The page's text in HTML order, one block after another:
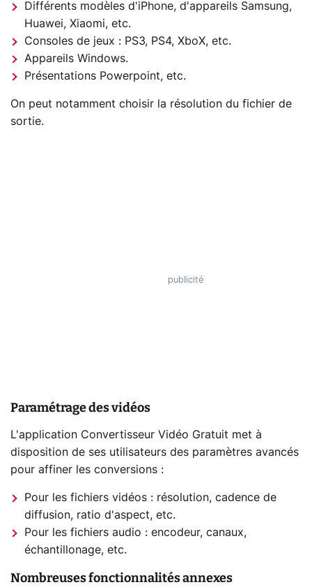
Différents modèles d'iPhone, d'appareils Samsung,
Huawei, Xiaomi, etc.
Consoles de jeux : PS3, PS4, XboX, etc.
Appareils Windows.
Présentations Powerpoint, etc.
On peut notamment choisir la résolution du fichier de
sortie.
Paramétrage des vidéos
L'application Convertisseur Vidéo Gratuit met à
disposition de ses utilisateurs des paramètres avancés
pour affiner les conversions :
Pour les fichiers vidéos : résolution, cadence de
diffusion, ratio d'aspect, etc.
Pour les fichiers audio : encodeur, canaux,
échantillonage, etc.
Nombreuses fonctionnalités annexes